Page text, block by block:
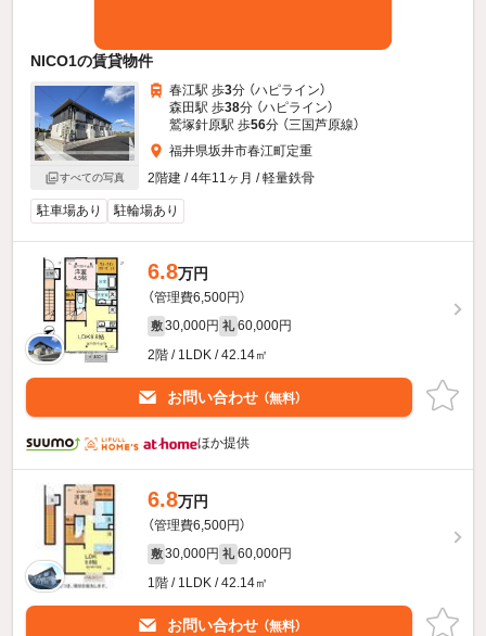
NICO1の賃貸物件
すべての写真
春江駅 歩3分 （ハピライン）
森田駅 歩38分 （ハピライン）
鷲塚針原駅 歩56分 （三国芦原線）
福井県坂井市春江町定重
2階建 / 4年11ヶ月 / 軽量鉄骨
駐車場あり 駐輪場あり
6.8万円
（管理費6,500円）
敷 30,000円 礼 60,000円
2階 / 1LDK / 42.14㎡
お問い合わせ （無料）
ほか提供
6.8万円
（管理費6,500円）
敷 30,000円 礼 60,000円
1階 / 1LDK / 42.14㎡
お問い合わせ （無料）